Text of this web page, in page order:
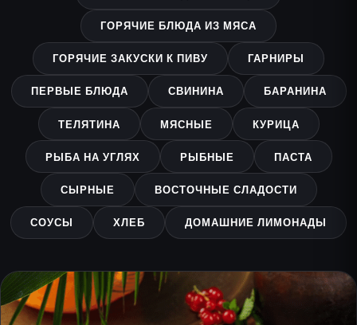
ГОРЯЧИЕ БЛЮДА ИЗ МЯСА
ГОРЯЧИЕ ЗАКУСКИ К ПИВУ ГАРНИРЫ
ПЕРВЫЕ БЛЮДА СВИНИНА БАРАНИНА
ТЕЛЯТИНА МЯСНЫЕ КУРИЦА
РЫБА НА УГЛЯХ РЫБНЫЕ ПАСТА
СЫРНЫЕ ВОСТОЧНЫЕ СЛАДОСТИ
СОУСЫ ХЛЕБ ДОМАШНИЕ ЛИМОНАДЫ